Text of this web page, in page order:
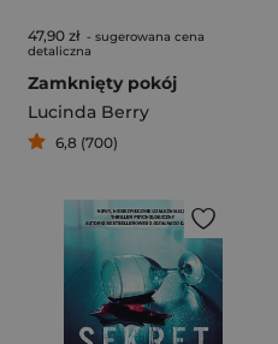
47,90 zł - sugerowana cena
detaliczna
Zamknięty pokój
Lucinda Berry
6,8 (700)